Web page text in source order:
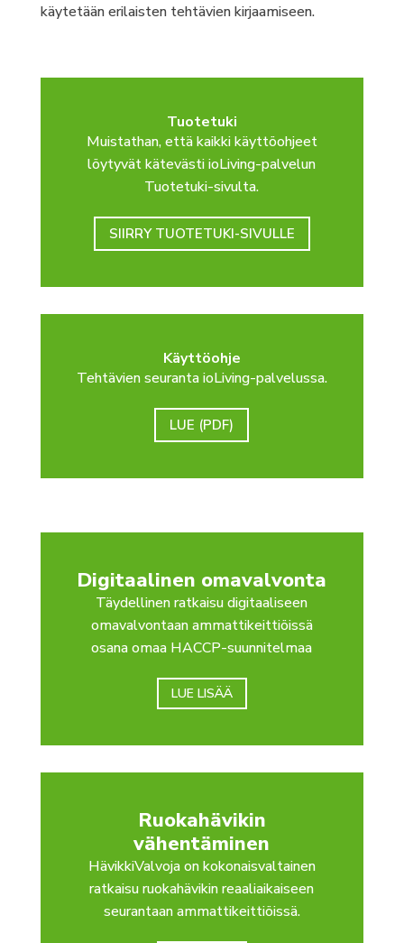
käytetään erilaisten tehtävien kirjaamiseen.
Tuotetuki
Muistathan, että kaikki käyttöohjeet
löytyvät kätevästi ioLiving-palvelun
Tuotetuki-sivulta.
SIIRRY TUOTETUKI-SIVULLE
Käyttöohje
Tehtävien seuranta ioLiving-palvelussa.
LUE (PDF)
Digitaalinen omavalvonta
Täydellinen ratkaisu digitaaliseen
omavalvontaan ammattikeittiöissä
osana omaa HACCP-suunnitelmaa
LUE LISÄÄ
Ruokahävikin
vähentäminen
HävikkiValvoja on kokonaisvaltainen
ratkaisu ruokahävikin reaaliaikaiseen
seurantaan ammattikeittiöissä.